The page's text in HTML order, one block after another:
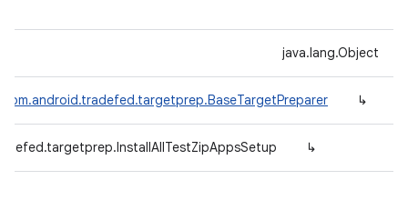
java.lang.Object
↳
com.android.tradefed.targetprep.BaseTargetPreparer
↳